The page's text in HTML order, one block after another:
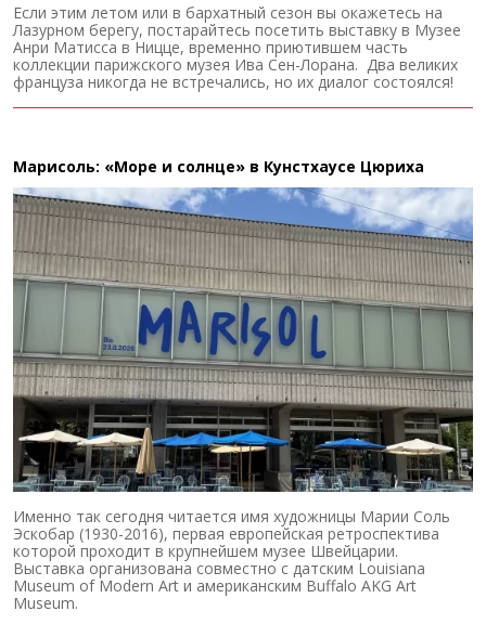
Если этим летом или в бархатный сезон вы окажетесь на
Лазурном берегу, постарайтесь посетить выставку в Музее
Анри Матисса в Ницце, временно приютившем часть
коллекции парижского музея Ива Сен-Лорана. Два великих
француза никогда не встречались, но их диалог состоялся!
Марисоль: «Море и солнце» в Кунстхаусе Цюриха
Именно так сегодня читается имя художницы Марии Соль
Эскобар (1930-2016), первая европейская ретроспектива
которой проходит в крупнейшем музее Швейцарии.
Выставка организована совместно с датским Louisiana
Museum of Modern Art и американским Buffalo AKG Art
Museum.